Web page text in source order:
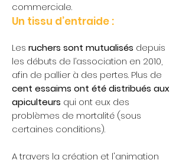
commerciale.
Les ruchers sont mutualisés depuis
les débuts de l’association en 2010,
afin de pallier à des pertes. Plus de
cent essaims ont été distribués aux
apiculteurs qui ont eux des
problèmes de mortalité (sous
certaines conditions).
A travers la création et l'animation
Un tissu d’entraide :